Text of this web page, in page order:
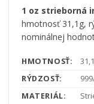
1 oz strieborná
hmotnosť 31,1g,
nominálnej
HMOTNOSŤ:
RÝDZOSŤ:
MATERIÁL: